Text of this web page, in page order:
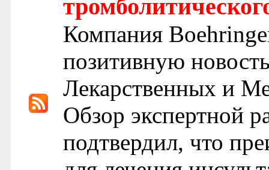
Компания
позитивную
Лекарственных и
Обзор экспертной
подтвердил, что